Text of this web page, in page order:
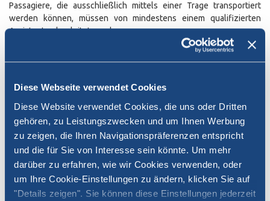
Diese Webseite verwendet Cookies
Diese Website verwendet Cookies, die uns oder Dritten
gehören, zu Leistungszwecken und um Ihnen Werbung
zu zeigen, die Ihren Navigationspräferenzen entspricht
und die für Sie von Interesse sein könnte. Um mehr
darüber zu erfahren, wie wir Cookies verwenden, oder
um Ihre Cookie-Einstellungen zu ändern, klicken Sie auf
"Details zeigen". Sie können diese Einstellungen jederzeit
Passagiere, die ausschließlich mittels einer Trage transportiert
werden können, müssen von mindestens einem qualifizierten
Assistenten begleitet werden.
Tirrenia verlangt ein ärztliches Attest zur Bestätigung der
Passagieren mitschweren Krankheiten
Frauen imletzten Schwangerschaftsmonat
Frauen, deren Geburtstermin in den nächsten
Wochen
vorgesehen ist. Schwangerschaften mit bestätigten
medizinischen Komplikationen oder
Zwillingsschwangerschaften.